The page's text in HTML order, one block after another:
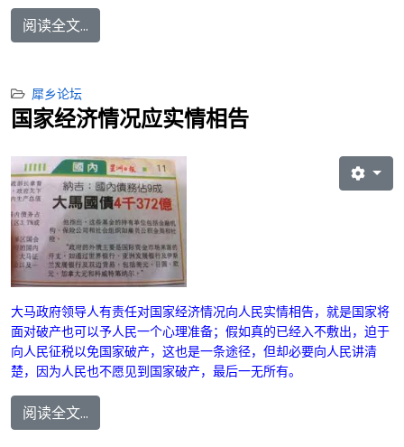
阅读全文...
犀乡论坛
国家经济情况应实情相告
大马政府领导人有责任对国家经济情况向人民实情相告，就是国家将
面对破产也可以予人民一个心理准备； 假如真的已经入不敷出，迫于
向人民征税以免国家破产，这也是一条途径，但却必要向人民讲清
楚，因为人民也不愿见到国家破产，最后一无所有。
阅读全文...